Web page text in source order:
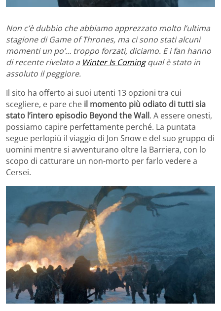
Non c’è dubbio che abbiamo apprezzato molto l’ultima
stagione di Game of Thrones, ma ci sono stati alcuni
momenti un po’… troppo forzati, diciamo. E i fan hanno
di recente rivelato a Winter Is Comingqual è stato in
assoluto il peggiore.
Il sito ha offerto ai suoi utenti 13 opzioni tra cui
scegliere, e pare che il momento più odiato di tutti sia
stato l’intero episodio Beyond the Wall. A essere onesti,
possiamo capire perfettamente perché. La puntata
segue perlopiù il viaggio di Jon Snow e del suo gruppo di
uomini mentre si avventurano oltre la Barriera, con lo
scopo di catturare un non-morto per farlo vedere a
Cersei.